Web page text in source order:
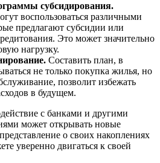
субсидирования.
воспользоваться различными
предлагают субсидии или
Это может значительно
нагрузку.
Составить план, в
не только покупка жилья, но
позволит избежать
в будущем.
с банками и другими
может открывать новые
о своих накоплениях
уверенно двигаться к своей